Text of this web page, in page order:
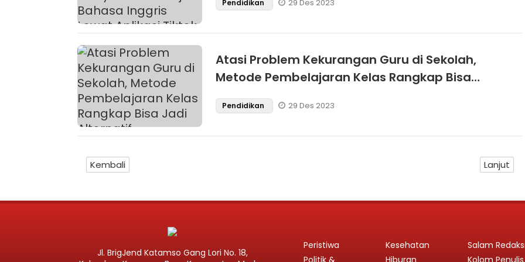
Pendidikan 29 Des 2023
Atasi Problem Kekurangan Guru di Sekolah,
Metode Pembelajaran Kelas Rangkap Bisa
Jadi Alternatif
Pendidikan 29 Des 2023
Kembali Lanjut
Jl. BrigJend Katamso Gang Lori No. 18,
Peristiwa
Politik &
Kesehatan
Hiburan
Salam
Kolom Penulis